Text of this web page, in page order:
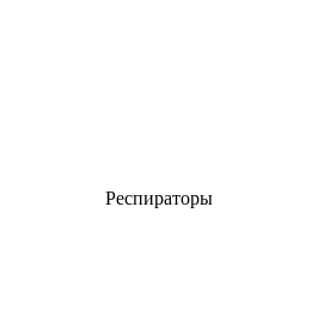
Респираторы